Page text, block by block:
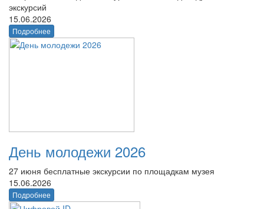
экскурсий
15.06.2026
Подробнее
День молодежи 2026
27 июня бесплатные экскурсии по площадкам музея
15.06.2026
Подробнее